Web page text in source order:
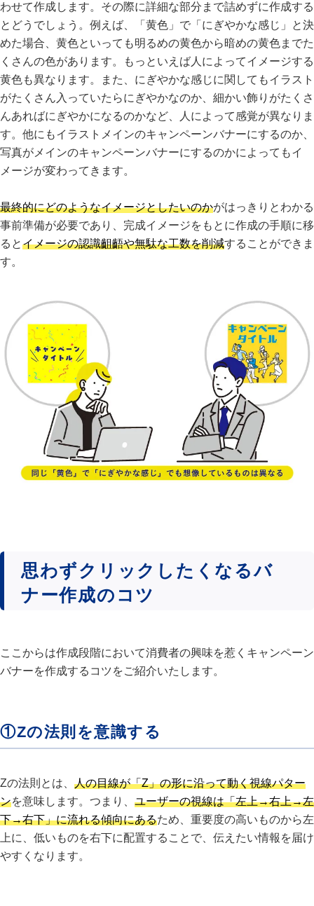
わせて作成します。その際に詳細な部分まで詰めずに作成する
とどうでしょう。例えば、「黄色」で「にぎやかな感じ」と決
めた場合、黄色といっても明るめの黄色から暗めの黄色までた
くさんの色があります。もっといえば人によってイメージする
黄色も異なります。また、にぎやかな感じに関してもイラスト
がたくさん入っていたらにぎやかなのか、細かい飾りがたくさ
んあればにぎやかになるのかなど、人によって感覚が異なりま
す。他にもイラストメインのキャンペーンバナーにするのか、
写真がメインのキャンペーンバナーにするのかによってもイ
メージが変わってきます。
最終的にどのようなイメージとしたいのかがはっきりとわかる
事前準備が必要であり、完成イメージをもとに作成の手順に移
るとイメージの認識齟齬や無駄な工数を削減することができま
す。
思わずクリックしたくなるバ
ナー作成のコツ
ここからは作成段階において消費者の興味を惹くキャンペーン
バナーを作成するコツをご紹介いたします。
①Zの法則を意識する
Zの法則とは、 人の目線が「Z」の形に沿って動く視線パター
ンを意味します。つまり、 ユーザーの視線は「左上→右上→左
下→右下」に流れる傾向にあるため、重要度の高いものから左
上に、低いものを右下に配置することで、伝えたい情報を届け
やすくなります。